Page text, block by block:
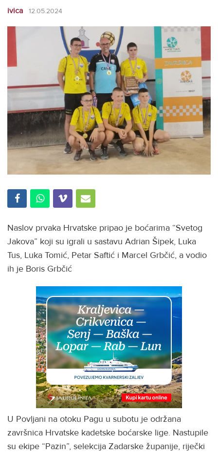
ivica 12.05.2024
Naslov prvaka Hrvatske pripao je boćarima “Svetog
Jakova” koji su igrali u sastavu Adrian Šipek, Luka
Tus, Luka Tomić, Petar Saftić i Marcel Grbčić, a vodio
ih je Boris Grbčić
U Povljani na otoku Pagu u subotu je održana
završnica Hrvatske kadetske boćarske lige. Nastupile
su ekipe “Pazin”, selekcija Zadarske županije, riječki